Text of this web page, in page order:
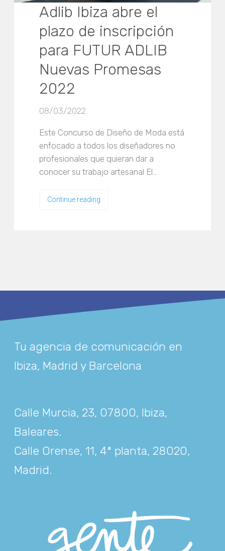
Adlib Ibiza abre el
plazo de inscripción
para FUTUR ADLIB
Nuevas Promesas
2022
08/03/2022
Este Concurso de Diseño de Moda está
enfocado a todos los diseñadores no
profesionales que quieran dar a
conocer su trabajo artesanal El…
Continue reading
Tu agencia de comunicación en
Ibiza, Madrid y Barcelona
Calle Murcia, 23, 07800, Ibiza,
Baleares.
Calle Orense, 11, 4ª planta, 28020,
Madrid.